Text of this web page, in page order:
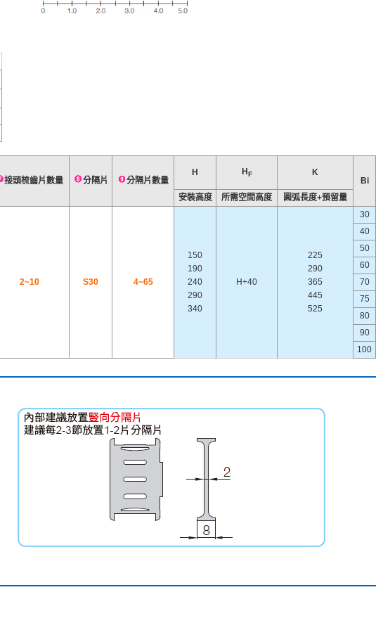
接頭梳齒片數量 分隔片 分隔片數量
H H F
K
Bi
安裝高度 所需空間高度 圓弧長度+預留量
2~10 S30 4~65
150
190
240
290
340
H+40
225
290
365
445
525
30
40
50
60
70
75
80
90
100